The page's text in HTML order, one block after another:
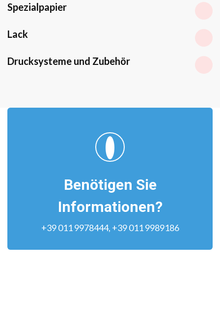
Spezialpapier
Lack
Drucksysteme und Zubehör
Benötigen Sie
Informationen?
+39 011 9978444, +39 011 9989186